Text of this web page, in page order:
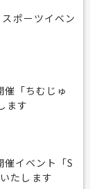
ポーツイベン
「ちむじゅ
ます
イベント「S
たします